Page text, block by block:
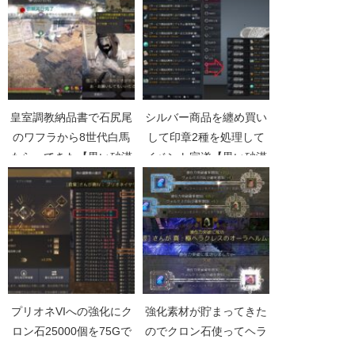
皇室調教納品書で石尻尾
のワフラから8世代白馬
もらってきた【黒い砂漠
Part4417】
シルバー商品を纏め買い
して印章2種を処理して
イベント完遂【黒い砂漠
Part4283】
プリオネVIへの強化にク
ロン石25000個を75Gで
強化素材が貯まってきた
のでクロン石使ってヘラ